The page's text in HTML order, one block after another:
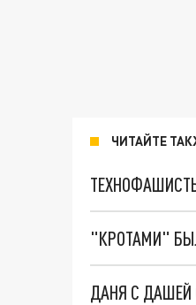
ЧИТАЙТЕ
"КРОТАМИ"
ДАНЯ С ДАШЕЙ